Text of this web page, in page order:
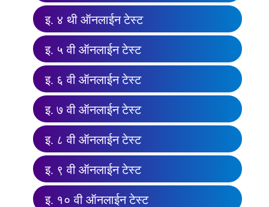
इ. ४ थी ऑनलाईन टेस्ट
इ. ५ वी ऑनलाईन टेस्ट
इ. ६ वी ऑनलाईन टेस्ट
इ. ७ वी ऑनलाईन टेस्ट
इ. ८ वी ऑनलाईन टेस्ट
इ. ९ वी ऑनलाईन टेस्ट
इ. १० वी ऑनलाईन टेस्ट